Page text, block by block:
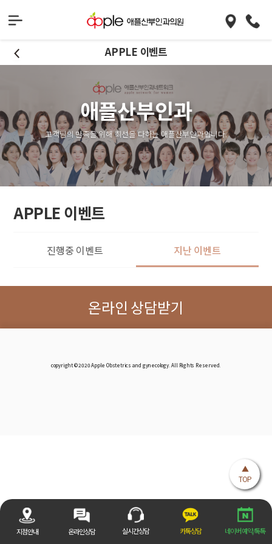
APPLE 이벤트
애플산부인과
고객님의 만족을 위해 최선을 다하는 애플산부인과입니다.
APPLE 이벤트
진행중 이벤트 지난 이벤트
온라인 상담받기
copyright © 2020 Apple Obstetrics and gynecology. All Rights Reserved.
지점안내 온라인상담 실시간상담 카톡상담 네이버 예약/톡톡
▲
TOP